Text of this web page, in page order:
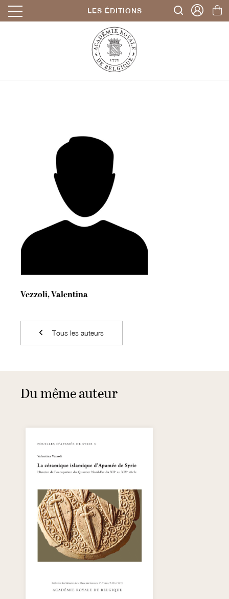
LES ÉDITIONS
Vezzoli, Valentina
Tous les auteurs
Du même auteur